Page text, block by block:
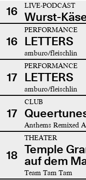
16 LIVE-PODCAST
Wurst-
16
PERFORMANCE
LETTERS
amburo/fleischlin
17
PERFORMANCE
LETTERS
amburo/fleischlin
17
CLUB
Anthems Remixed
18
THEATER
Temple
auf dem
Team Tam Tam